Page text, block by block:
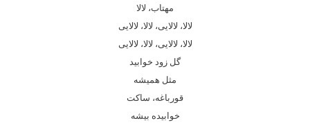
مهتاب، لالا
لالا،‌ لالایی، لالا، لالایی
لالا،‌ لالایی، لالا، لالایی
گل زود خوابید
مثل همیشه
قورباغه، ساکت
خوابیده بیشه